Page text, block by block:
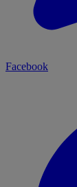
Facebook